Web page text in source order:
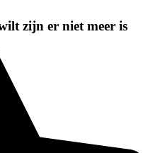
zijn er niet meer is